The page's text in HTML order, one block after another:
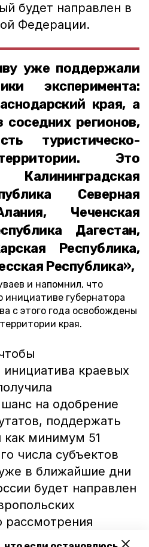
будет направлен в
Федерации.
уже поддержали
эксперимента:
края, а
регионов,
туристическо-
Это
Северная
Чеченская
Дагестан,
Республика,
Республика»,
и напомнил, что
инициативе губернатора
с этого года освобождены
края.
инициатива краевых
на одобрение
поддержать
минимум 51
числа субъектов
в ближайшие дни
будет направлен
рассмотрения